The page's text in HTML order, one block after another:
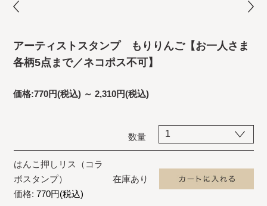
アーティストスタンプ もりりんご【お一人さま
各柄5点まで／ネコポス不可】
価格:770円(税込) ～ 2,310円(税込)
数量
はんこ押しリス（コラ
ボスタンプ）
価格: 770円(税込)
在庫あり